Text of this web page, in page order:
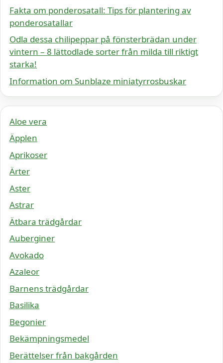
Fakta om ponderosatall: Tips för plantering av
ponderosatallar
Odla dessa chilipeppar på fönsterbrädan under
vintern – 8 lättodlade sorter från milda till riktigt
starka!
Information om Sunblaze miniatyrrosbuskar
Aloe vera
Äpplen
Aprikoser
Ärter
Aster
Astrar
Ätbara trädgårdar
Auberginer
Avokado
Azaleor
Barnens trädgårdar
Basilika
Begonier
Bekämpningsmedel
Berättelser från bakgården